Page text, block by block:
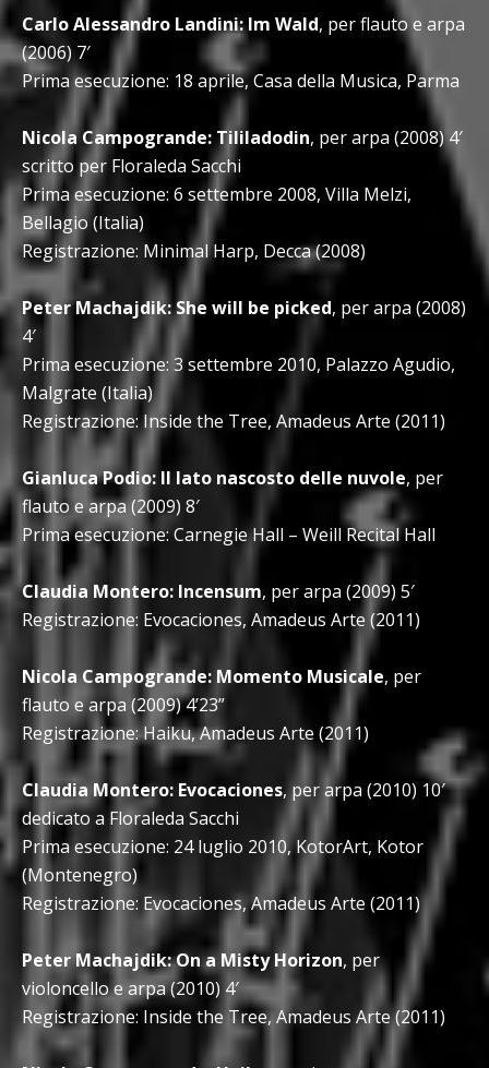
Carlo Alessandro Landini: Im Wald, per flauto e arpa
(2006) 7′
Prima esecuzione: 18 aprile, Casa della Musica, Parma
Nicola Campogrande: Tililadodin, per arpa (2008) 4′
scritto per Floraleda Sacchi
Prima esecuzione: 6 settembre 2008, Villa Melzi,
Bellagio (Italia)
Registrazione: Minimal Harp, Decca (2008)
Peter Machajdik: She will be picked, per arpa (2008)
4′
Prima esecuzione: 3 settembre 2010, Palazzo Agudio,
Malgrate (Italia)
Registrazione: Inside the Tree, Amadeus Arte (2011)
Gianluca Podio: Il lato nascosto delle nuvole, per
flauto e arpa (2009) 8′
Prima esecuzione: Carnegie Hall – Weill Recital Hall
Claudia Montero: Incensum, per arpa (2009) 5′
Registrazione: Evocaciones, Amadeus Arte (2011)
Nicola Campogrande: Momento Musicale, per
flauto e arpa (2009) 4’23”
Registrazione: Haiku, Amadeus Arte (2011)
Claudia Montero: Evocaciones, per arpa (2010) 10′
dedicato a Floraleda Sacchi
Prima esecuzione: 24 luglio 2010, KotorArt, Kotor
(Montenegro)
Registrazione: Evocaciones, Amadeus Arte (2011)
Peter Machajdik: On a Misty Horizon, per
violoncello e arpa (2010) 4′
Registrazione: Inside the Tree, Amadeus Arte (2011)